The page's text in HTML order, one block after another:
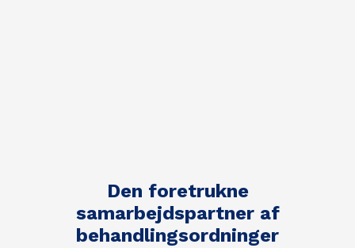
Den foretrukne
samarbejdspartner af
behandlingsordninger